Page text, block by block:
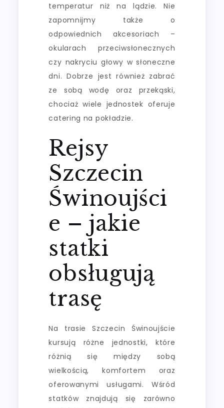
temperatur niż na lądzie. Nie
zapomnijmy także o
odpowiednich akcesoriach –
okularach przeciwsłonecznych
czy nakryciu głowy w słoneczne
dni. Dobrze jest również zabrać
ze sobą wodę oraz przekąski,
chociaż wiele jednostek oferuje
catering na pokładzie.
Rejsy
Szczecin
Świnoujści
e – jakie
statki
obsługują
trasę
Na trasie Szczecin Świnoujście
kursują różne jednostki, które
różnią się między sobą
wielkością, komfortem oraz
oferowanymi usługami. Wśród
statków znajdują się zarówno